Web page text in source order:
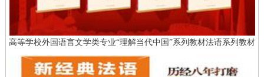
高等学校外国语言文学类专业“理解当代中国”系列教材法语系列教材